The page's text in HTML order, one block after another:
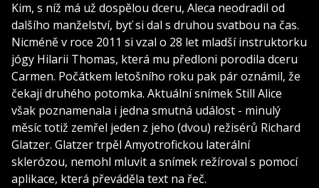
Kim, s níž má už dospělou dceru, Aleca neodradil od
dalšího manželství, byť si dal s druhou svatbou na čas.
Nicméně v roce 2011 si vzal o 28 let mladší instruktorku
jógy Hilarii Thomas, která mu předloni porodila dceru
Carmen. Počátkem letošního roku pak pár oznámil, že
čekají druhého potomka. Aktuální snímek Still Alice
však poznamenala i jedna smutná událost - minulý
měsíc totiž zemřel jeden z jeho (dvou) režisérů Richard
Glatzer. Glatzer trpěl Amyotrofickou laterální
sklerózou, nemohl mluvit a snímek režíroval s pomocí
aplikace, která převáděla text na řeč.